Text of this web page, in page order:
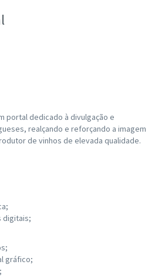
portal dedicado à divulgação e
realçando e reforçando a imagem
de vinhos de elevada qualidade.
digitais;
gráfico;